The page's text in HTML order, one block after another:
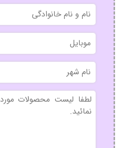
نام
و
نام
خانوادگی
موبایل
نام
شهر
بدون
عنوان